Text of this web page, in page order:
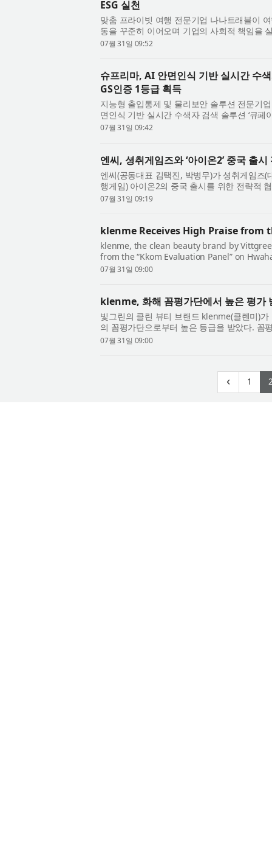
ESG 실천
맞춤 프라이빗 여행 전문기업 나나트래블이
동을 꾸준히 이어오며 기업의 사회적 책임을
별한 여행 경험을 제공하는 것을 넘어 도움이
07월 31일 09:52
슈프리마, AI 안면인식 기반 실시간 수
GS인증 1등급 획득
지능형 출입통제 및 물리보안 솔루션 전문기
면인식 기반 실시간 수색자 검색 솔루션 ‘큐페
통신기술협회(TTA)가 주관하는 소프트웨어 품
07월 31일 09:42
엔씨, 셩취게임즈와 ‘아이온2’ 중국 출
엔씨(공동대표 김택진, 박병무)가 셩취게임즈
행게임) 아이온2의 중국 출시를 위한 전략적
월 30일 오후 중국 상하이에서 아이온2의 중
07월 31일 09:19
klenme Receives High Praise from
klenme, the clean beauty brand by
from the “Kkom Evaluation Panel” on
On the panel’s 5-point scale for authentic
07월 31일 09:00
klenme, 화해 꼼평가단에서 높은 평가
빛그린의 클린 뷰티 브랜드 klenme(클렌미)
의 꼼평가단으로부터 높은 등급을 받았다. 꼼
서 프리미엄 두피 케어 샴푸가 4.40점, 프리미
07월 31일 09:00
‹ 1